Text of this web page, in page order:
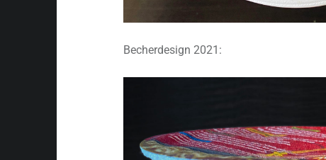
Becherdesign 2021: